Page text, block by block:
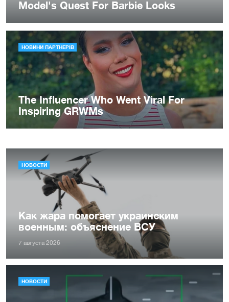
НОВОСТИ
Как жара помогает украинским
военным: объяснение ВСУ
7 августа 2026
НОВОСТИ